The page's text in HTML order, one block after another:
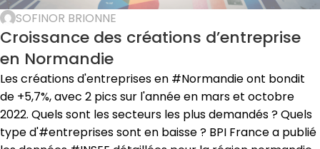
SOFINOR BRIONNE
Croissance des créations d’entreprise
en Normandie
Les créations d'entreprises en #Normandie ont bondit
de +5,7%, avec 2 pics sur l'année en mars et octobre
2022. Quels sont les secteurs les plus demandés ? Quels
type d'#entreprises sont en baisse ? BPI France a publié